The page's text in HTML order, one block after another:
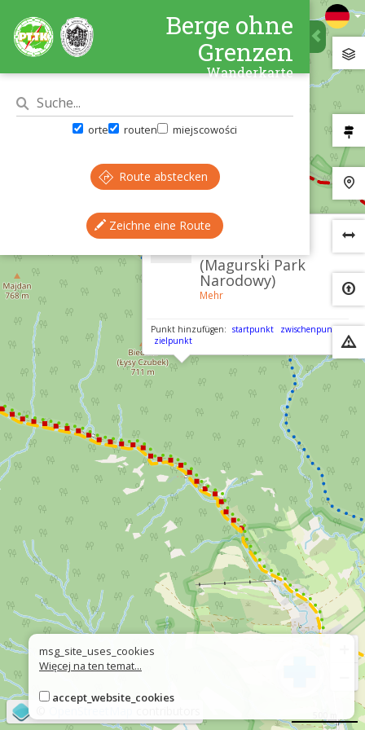
Magura-
(Magurski Park
Narodowy)
Mehr
Punkt hinzufügen: startpunkt
zwischenpunkt
zielpunkt
Berge ohne
Grenzen
Wanderkarte
orte routen miejscowości
Route abstecken
Zeichne eine Route
msg_site_uses_cookies
Więcej na ten temat...
accept_website_cookies